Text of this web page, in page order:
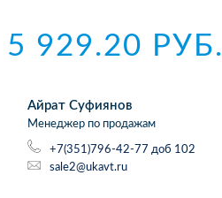
5 929.20 РУБ.
Айрат Суфиянов
Менеджер по продажам
+7(351)796-42-77 доб 102
sale2@ukavt.ru